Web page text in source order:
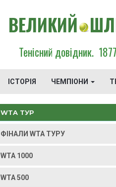
ВЕЛИКИЙ
Тенісний довідник.
ІСТОРІЯ ЧЕМПІОНИ
WTA ТУР
ФІНАЛИ WTA ТУРУ
WTA 1000
WTA 500